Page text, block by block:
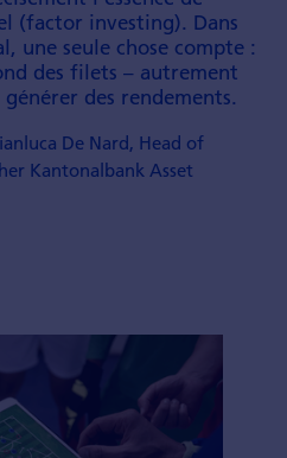
(factor investing). Dans
une seule chose compte :
des filets – autrement
des rendements.
De Nard, Head of
Kantonalbank Asset